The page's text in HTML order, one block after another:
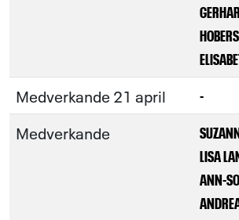
Medverkande 21 april -
Medverkande
LISA
ANN-